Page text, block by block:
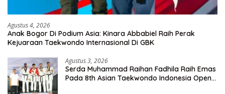
Agustus 4, 2026
Anak Bogor Di Podium Asia: Kinara Abbabiel Raih Perak
Kejuaraan Taekwondo Internasional Di GBK
Agustus 3, 2026
Serda Muhammad Raihan Fadhila Raih Emas
Pada 8th Asian Taekwondo Indonesia Open